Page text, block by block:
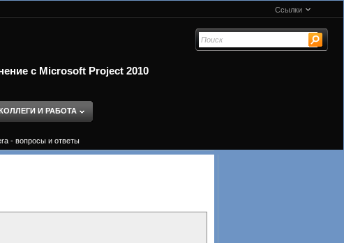
Ссылки
с Microsoft Project 2010
И РАБОТА
- вопросы и ответы